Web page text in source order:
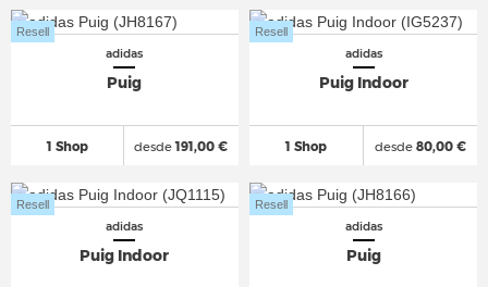
adidas
Puig
1 Shop
Resell
desde191,00 €
adidas
Puig Indoor
1 Shop
Resell
desde80,00 €
adidas
Puig Indoor
Resell
adidas
Puig
Resell